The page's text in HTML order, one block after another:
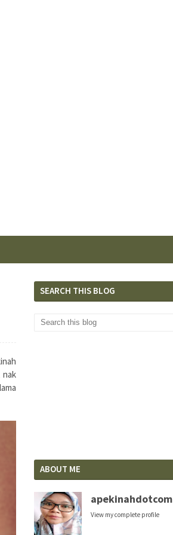
nak
SEARCH THIS BLOG
ABOUT ME
apekinahdotcom
View my complete profile